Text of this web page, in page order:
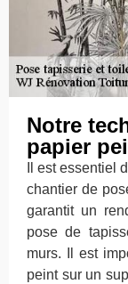
Notre
papier
Il est essentiel
chantier de
garantit un
pose de
murs. Il est
peint sur un